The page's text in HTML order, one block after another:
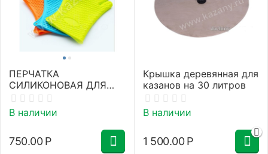
ПЕРЧАТКА
СИЛИКОНОВАЯ ДЛЯ
КУХНИ
В наличии
750.00 Р
Крышка деревянная для
казанов на 30 литров
В наличии
1 500.00 Р